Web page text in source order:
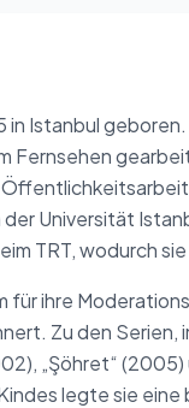
in Istanbul
Fernsehen
Universität
TRT, wodurch
für ihre
Zu den Serien,
„Şöhret“
legte sie eine